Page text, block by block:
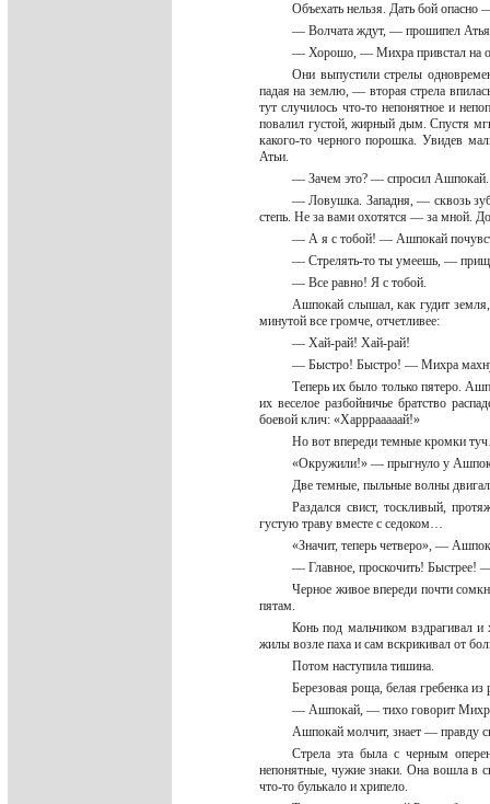
Объехать нельзя. Дать бой
— Волчата ждут, — прошипел
— Хорошо, — Михра привстал на
Они выпустили стрелы
падая на землю, — вторая стрела
тут случилось что-то непонятное и
повалил густой, жирный дым. Спустя
какого-то черного порошка. Увидев
Атьи.
— Зачем это? — спросил
— Ловушка. Западня, — сквозь
степь. Не за вами охотятся — за мной.
— А я с тобой! — Ашпокай
— Стрелять-то ты умеешь, —
— Все равно! Я с тобой.
Ашпокай слышал, как гудит земля,
минутой все громче, отчетливее:
— Хай-рай! Хай-рай!
— Быстро! Быстро! — Михра
Теперь их было только пятеро.
их веселое разбойничье братство
боевой клич: «Харррааааай!»
Но вот впереди темные кромки
«Окружили!» — прыгнуло у
Две темные, пыльные волны
Раздался свист, тоскливый,
густую траву вместе с седоком…
«Значит, теперь четверо», —
— Главное, проскочить! Быстрее!
Черное живое впереди почти
пятам.
Конь под мальчиком вздрагивал
жилы возле паха и сам вскрикивал от
Потом наступила тишина.
Березовая роща, белая гребенка
— Ашпокай, — тихо говорит
Ашпокай молчит, знает — правду
Стрела эта была с черным
непонятные, чужие знаки. Она вошла в
что-то булькало и хрипело.